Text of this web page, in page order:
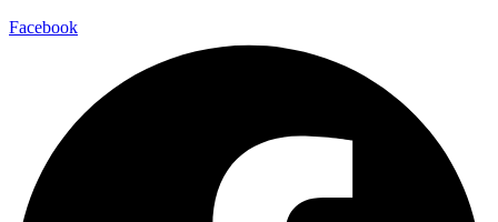
Facebook